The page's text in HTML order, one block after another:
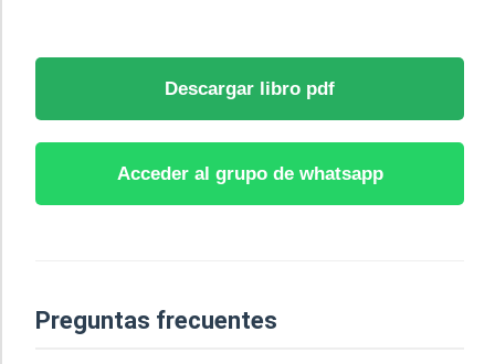
Descargar libro pdf
Acceder al grupo de whatsapp
Preguntas frecuentes